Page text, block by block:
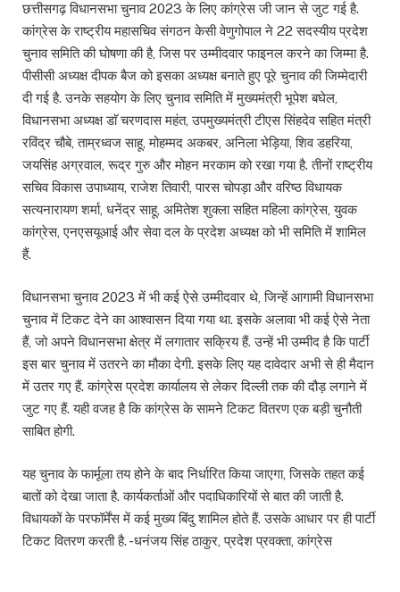
छत्तीसगढ़ विधानसभा चुनाव 2023 के लिए कांग्रेस जी जान से जुट गई है.
कांग्रेस के राष्ट्रीय महासचिव संगठन केसी वेणुगोपाल ने 22 सदस्यीय प्रदेश
चुनाव समिति की घोषणा की है, जिस पर उम्मीदवार फाइनल करने का जिम्मा है.
पीसीसी अध्यक्ष दीपक बैज को इसका अध्यक्ष बनाते हुए पूरे चुनाव की जिम्मेदारी
दी गई है. उनके सहयोग के लिए चुनाव समिति में मुख्यमंत्री भूपेश बघेल,
विधानसभा अध्यक्ष डाॅ चरणदास महंत, उपमुख्यमंत्री टीएस सिंहदेव सहित मंत्री
रविंद्र चौबे, ताम्रध्वज साहू, मोहम्मद अकबर, अनिला भेड़िया, शिव डहरिया,
जयसिंह अग्रवाल, रूद्र गुरु और मोहन मरकाम को रखा गया है. तीनों राष्ट्रीय
सचिव विकास उपाध्याय, राजेश तिवारी, पारस चोपड़ा और वरिष्ठ विधायक
सत्यनारायण शर्मा, धनेंद्र साहू, अमितेश शुक्ला सहित महिला कांग्रेस, युवक
कांग्रेस, एनएसयूआई और सेवा दल के प्रदेश अध्यक्ष को भी समिति में शामिल
हैं.
विधानसभा चुनाव 2023 में भी कई ऐसे उम्मीदवार थे, जिन्हें आगामी विधानसभा
चुनाव में टिकट देने का आश्वासन दिया गया था. इसके अलावा भी कई ऐसे नेता
हैं, जो अपने विधानसभा क्षेत्र में लगातार सक्रिय हैं. उन्हें भी उम्मीद है कि पार्टी
इस बार चुनाव में उतरने का मौका देगी. इसके लिए यह दावेदार अभी से ही मैदान
में उतर गए हैं. कांग्रेस प्रदेश कार्यालय से लेकर दिल्ली तक की दौड़ लगाने में
जुट गए हैं. यही वजह है कि कांग्रेस के सामने टिकट वितरण एक बड़ी चुनौती
साबित होगी.
यह चुनाव के फार्मूला तय होने के बाद निर्धारित किया जाएगा, जिसके तहत कई
बातों को देखा जाता है. कार्यकर्ताओं और पदाधिकारियों से बात की जाती है.
विधायकों के परफॉर्मेंस में कई मुख्य बिंदु शामिल होते हैं. उसके आधार पर ही पार्टी
टिकट वितरण करती है. -धनंजय सिंह ठाकुर, प्रदेश प्रवक्ता, कांग्रेस